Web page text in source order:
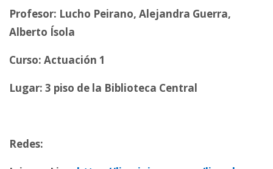
Profesor: Lucho Peirano, Alejandra Guerra,
Alberto Ísola
Curso: Actuación 1
Lugar: 3 piso de la Biblioteca Central
Redes: